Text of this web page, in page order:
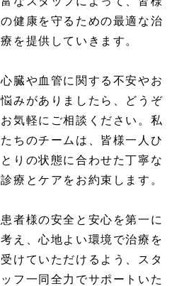
の健康を守るための最適な治
療を提供していきます。
心臓や血管に関する不安やお
悩みがありましたら、どうぞ
お気軽にご相談ください。私
たちのチームは、皆様一人ひ
とりの状態に合わせた丁寧な
診療とケアをお約束します。
患者様の安全と安心を第一に
考え、心地よい環境で治療を
受けていただけるよう、スタ
ッフ一同全力でサポートいた